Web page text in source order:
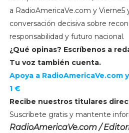
a RadioAmericaVe.com y Vierne5
conversación decisiva sobre
responsabilidad y futuro nacional.
¿Qué opinas? Escríbenos a
Tu voz también cuenta.
Apoya a RadioAmericaVe.com
1 €
Recibe nuestros titulares
Suscríbete gratis y mantente
RadioAmericaVe.com /